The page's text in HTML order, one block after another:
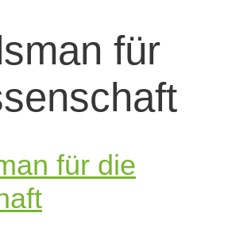
für
auf
im